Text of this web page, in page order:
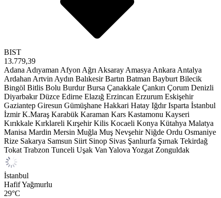
BIST
13.779,39
Adana Adıyaman Afyon Ağrı Aksaray Amasya Ankara Antalya
Ardahan Artvin Aydın Balıkesir Bartın Batman Bayburt Bilecik
Bingöl Bitlis Bolu Burdur Bursa Çanakkale Çankırı Çorum Denizli
Diyarbakır Düzce Edirne Elazığ Erzincan Erzurum Eskişehir
Gaziantep Giresun Gümüşhane Hakkari Hatay Iğdır Isparta İstanbul
İzmir K.Maraş Karabük Karaman Kars Kastamonu Kayseri
Kırıkkale Kırklareli Kırşehir Kilis Kocaeli Konya Kütahya Malatya
Manisa Mardin Mersin Muğla Muş Nevşehir Niğde Ordu Osmaniye
Rize Sakarya Samsun Siirt Sinop Sivas Şanlıurfa Şırnak Tekirdağ
Tokat Trabzon Tunceli Uşak Van Yalova Yozgat Zonguldak
İstanbul
Hafif Yağmurlu
29°C